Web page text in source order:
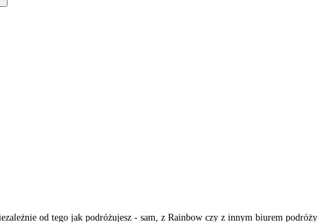
od tego jak podróżujesz - sam, z Rainbow czy z innym biurem podróży